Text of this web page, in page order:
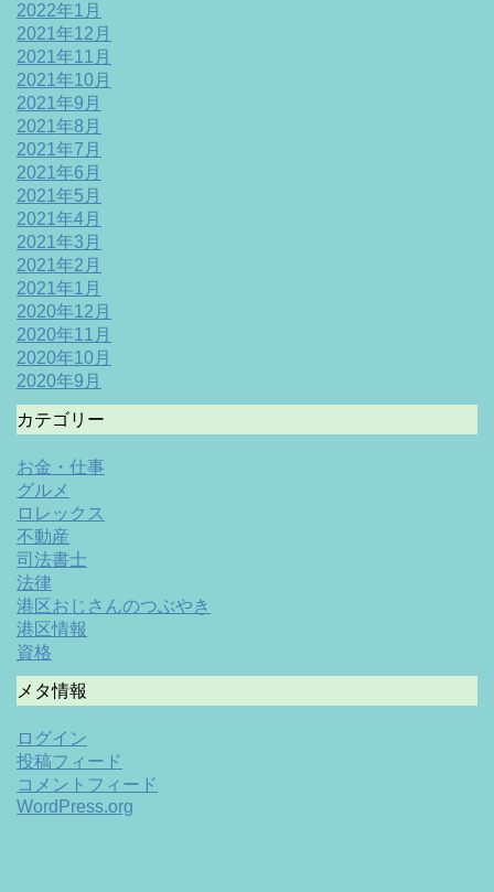
2022年1月
2021年12月
2021年11月
2021年10月
2021年9月
2021年8月
2021年7月
2021年6月
2021年5月
2021年4月
2021年3月
2021年2月
2021年1月
2020年12月
2020年11月
2020年10月
2020年9月
カテゴリー
お金・仕事
グルメ
ロレックス
不動産
司法書士
法律
港区おじさんのつぶやき
港区情報
資格
メタ情報
ログイン
投稿フィード
コメントフィード
WordPress.org